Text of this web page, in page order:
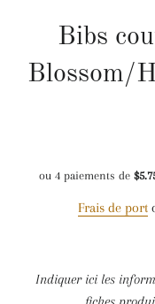
Bibs
Blossom/
ou 4 paiements de
Frais de port
Indiquer ici les